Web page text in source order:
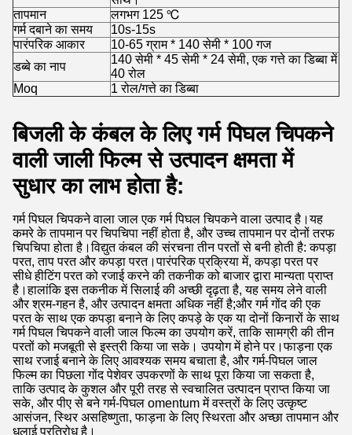
तापमान
लगभग 125 ℃
गर्म दबाने का समय
10s-15s
पारंपरिक आकार
10-65 ग्राम * 140 सेमी * 100 गज
डब्बे का नाप
140 सेमी * 45 सेमी * 24 सेमी, एक गत्ते का डिब्बा में
40 रोल
Moq
1 रोल/गत्ते का डिब्बा
बिजली के कंबल के लिए गर्म पिघल चिपकने
वाली जाली फिल्म से उत्पादन क्षमता में
सुधार का लाभ होता है:
गर्म पिघल चिपकने वाला जाल एक गर्म पिघल चिपकने वाला उत्पाद है।यह
कमरे के तापमान पर चिपचिपा नहीं होता है, और उच्च तापमान पर दोनों तरफ
चिपचिपा होता है।विद्युत कंबल की संरचना तीन परतों से बनी होती है: कपड़ा
परत, ताप परत और कपड़ा परत।पारंपरिक प्रक्रिया में, कपड़ा परत पर
सीधे हीटिंग परत को रजाई करने की तकनीक को बाजार द्वारा मान्यता प्राप्त
है।हालांकि इस तकनीक में सिलाई की अच्छी दृढ़ता है, यह समय लेने वाली
और श्रम-गहन है, और उत्पादन क्षमता अधिक नहीं है;और गर्म गोंद की एक
परत के साथ एक कपड़ा बनाने के लिए कपड़े के एक या दोनों किनारों के साथ
गर्म पिघल चिपकने वाली जाल फिल्म का उपयोग करें, ताकि सामग्री की तीन
परतों को मजबूती से इस्त्री किया जा सके। उपयोग में होने पर।फाड़ना एक
साथ रजाई बनाने के लिए आवश्यक समय बचाता है, और गर्म-पिघल जाल
फिल्म का पिछला गोंद पेशेवर उपकरणों के साथ पूरा किया जा सकता है,
ताकि उत्पाद के कुशल और पूरी तरह से स्वचालित उत्पादन प्राप्त किया जा
सके, और पीए से बने गर्म-पिघल omentum में वस्त्रों के लिए उत्कृष्ट
आसंजन, स्थिर असहिष्णुता, फाड़ना के लिए स्थिरता और अच्छा तापमान और
धुलाई प्रतिरोध है।